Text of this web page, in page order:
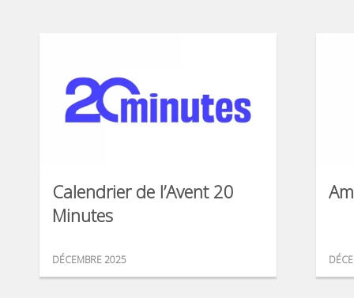
Calendrier de l’Avent 20
Minutes
DÉCEMBRE 2025